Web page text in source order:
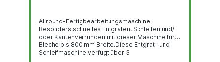
Allround-Fertigbearbeitungsmaschine
Besonders schnelles Entgraten, Schleifen und/
oder Kantenverrunden mit dieser Maschine für
Bleche bis 800 mm Breite.Diese Entgrat- und
Schleifmaschine verfügt über 3